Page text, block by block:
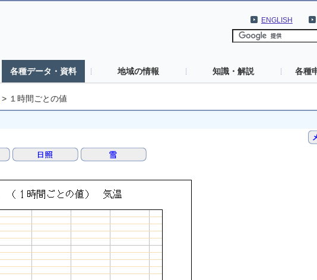
ENGLISH
各種データ・資料 地域の情報 知識・解説 各種
> １時間ごとの値